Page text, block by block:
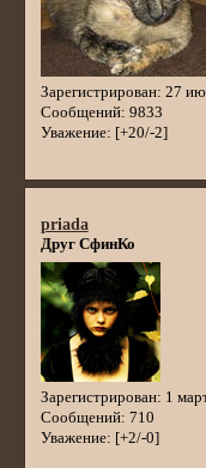
Зарегистрирован: 27
Сообщений: 9833
Уважение: [+20/-2]
priada
Друг СфинКо
Зарегистрирован: 1
Сообщений: 710
Уважение: [+2/-0]